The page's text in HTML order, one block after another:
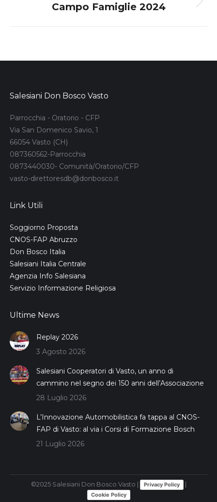
Next
Campo Famiglie 2024
Salesiani Don Bosco Vasto
Parrocchia - Oratorio - CFP
Via San Domenico Savio, 1
66054 Vasto (CH)
087360562-Parrocchia
0873440030- Comunità/Oratorio/CFP
vasto-direttoresdb@donbosco.it
Link Utili
Soggiorno Proposta
CNOS-FAP Abruzzo
Don Bosco Italia
Salesiani Italia Centrale
Agenzia Info Salesiana
Servizio Informazione Religiosa
Ultime News
Replay 2026
3 Agosto 2026
Salesiani Cooperatori di Vasto, un anno di
cammino nel segno dei 150 anni dell’Associazione
28 Luglio 2026
L’Innovazione Automobilistica fa tappa al CNOS-
FAP di Vasto: al via i Corsi di Formazione Bosch
21 Luglio 2026
©2025 Salesiani Don Bosco Vasto | Privacy Policy |
Cookie Policy